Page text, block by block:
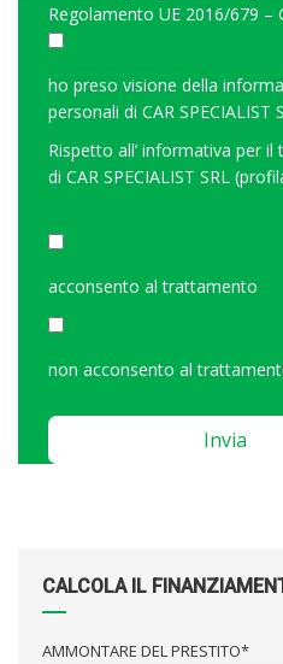
Regolamento UE 2016/679 –
ho preso visione della
personali di CAR SPECIALIST
Rispetto all’ informativa per il
di CAR SPECIALIST SRL
acconsento al trattamento
non acconsento al
this
CALCOLA IL
AMMONTARE DEL PRESTITO*